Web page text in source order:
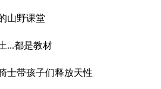
山野课堂
...都是教材
士带孩子们释放天性